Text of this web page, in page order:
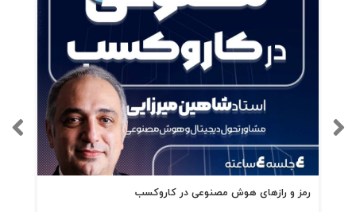
رمز و رازهای هوش مصنوعی در کاروکسب